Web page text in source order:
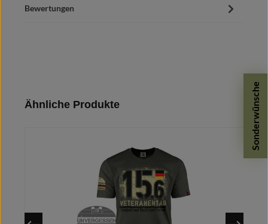
Sonderwünsche
Bewertungen
Produktgalerie überspringen
Ähnliche Produkte